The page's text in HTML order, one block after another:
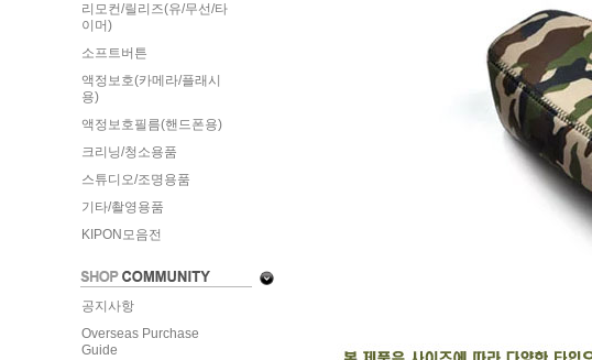
리모컨/릴리즈(유/무선/타
이머)
소프트버튼
액정보호(카메라/플래시
용)
액정보호필름(핸드폰용)
크리닝/청소용품
스튜디오/조명용품
기타/촬영용품
KIPON모음전
공지사항
Overseas Purchase
Guide